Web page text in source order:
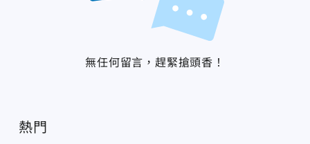
無任何留言，趕緊搶頭香！
熱門